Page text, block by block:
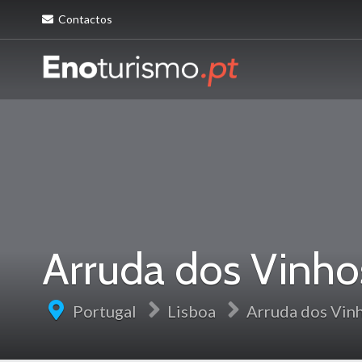
Contactos
Arruda dos
Portugal Lisboa Arruda dos